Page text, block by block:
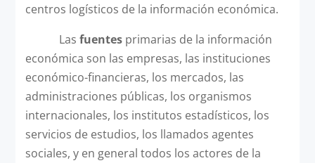
centros logísticos de la información económica.
Las fuentesprimarias de la información
económica son las empresas, las instituciones
económico-financieras, los mercados, las
administraciones públicas, los organismos
internacionales, los institutos estadísticos, los
servicios de estudios, los llamados agentes
sociales, y en general todos los actores de la